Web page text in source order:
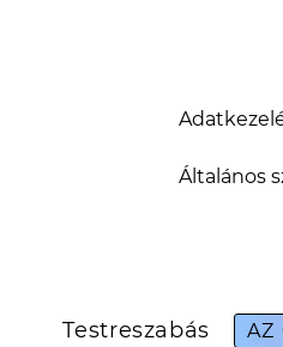
Általános
Testreszabás AZ